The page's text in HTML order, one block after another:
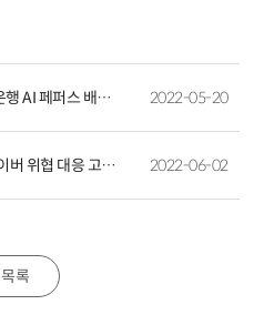
[마감] 페퍼저축은행 AI 페퍼스 배구단 경기력 분석 시스템 개발 용역 업체 선정 입찰 재공고 2022-05-20
페퍼저축은행 사이버 위협 대응 고도화 컨설팅 업체 입찰 공고 2022-06-02
목록